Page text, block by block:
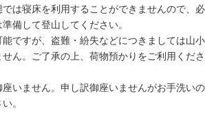
では寝床を利用することができませんので、必
備して登山してください。
能ですが、盗難・紛失などにつきましては山小
ん。ご了承の上、荷物預かりをご利用くださ
座いません。申し訳御座いませんがお手洗いの
。